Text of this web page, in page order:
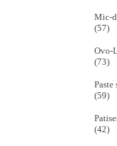
Mic-
(57)
Ovo-
(73)
Paste
(59)
(42)